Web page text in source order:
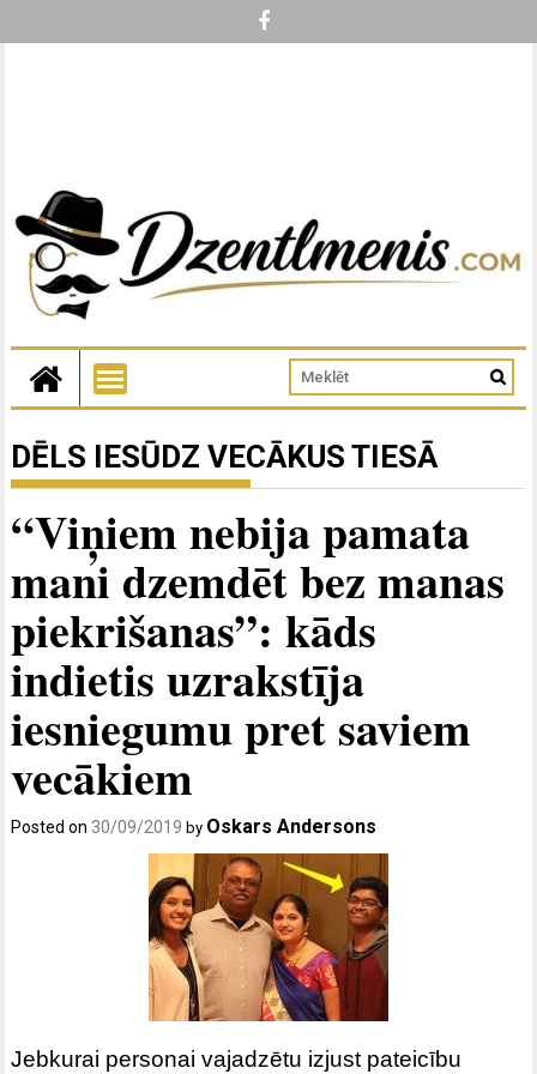
DĒLS IESŪDZ VECĀKUS TIESĀ
“Viņiem nebija pamata
mani dzemdēt bez manas
piekrišanas”: kāds
indietis uzrakstīja
iesniegumu pret saviem
vecākiem
Posted on 30/09/2019 by Oskars Andersons
Jebkurai personai vajadzētu izjust pateicību